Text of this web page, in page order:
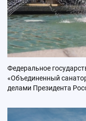
Федеральное
«Объединенный
делами Президента